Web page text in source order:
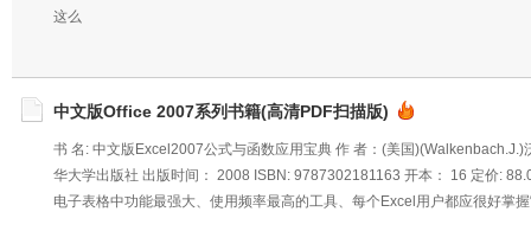
这么
中文版Office 2007系列书籍(高清PDF扫描版)
书 名: 中文版Excel2007公式与函数应用宝典 作 者：(美国)(Walkenbach.J.)
华大学出版社 出版时间： 2008 ISBN: 9787302181163 开本： 16 定价:
电子表格中功能最强大、使用频率最高的工具、每个Excel用户都应很好掌